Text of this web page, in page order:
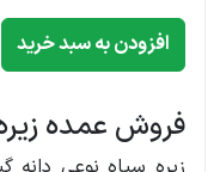
افزودن به سبد خرید
فروش عمده